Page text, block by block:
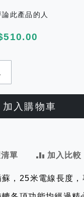
此產品的人
加入購物車
單 加入比較
蘇，25米電線長度，